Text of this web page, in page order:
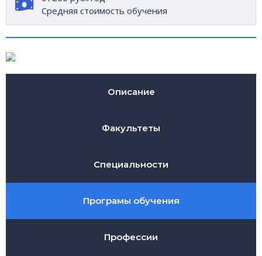
Средняя стоимость обучения
Описание
Факультеты
Специальности
Програмы обучения
Профессии